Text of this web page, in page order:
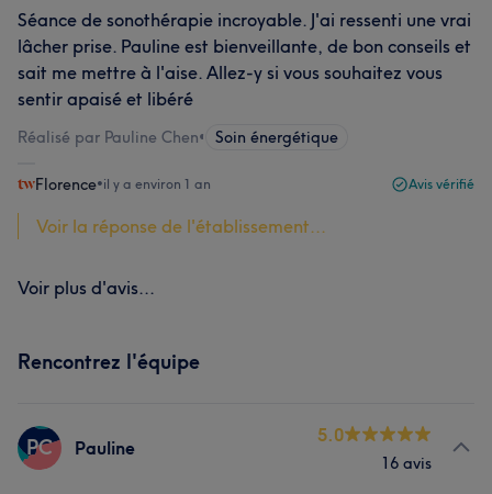
Séance de sonothérapie incroyable. J'ai ressenti une vrai
lâcher prise. Pauline est bienveillante, de bon conseils et
sait me mettre à l'aise. Allez-y si vous souhaitez vous
sentir apaisé et libéré
Réalisé par Pauline Chen• Soin énergétique
Florence•il y a environ 1 an Avis vérifié
Voir la réponse de l'établissement...
Voir plus d'avis...
Rencontrez l'équipe
PC Pauline
5.0
16 avis